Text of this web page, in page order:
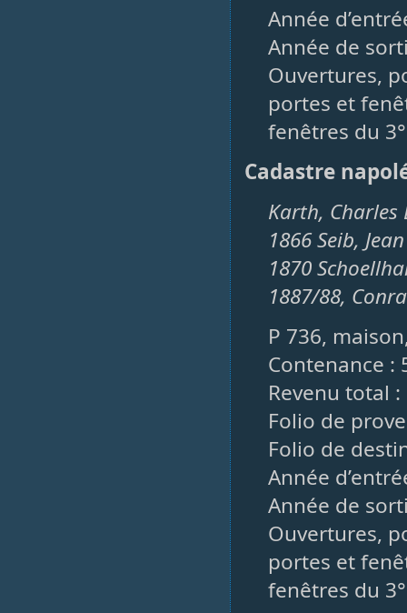
Année
Année de
Ouvertures,
portes et
fenêtres du
Cadastre
Karth, Charles
1866 Seib,
1870
1887/88,
P 736,
Contenance :
Revenu total
Folio de
Folio de
Année
Année de
Ouvertures,
portes et
fenêtres du